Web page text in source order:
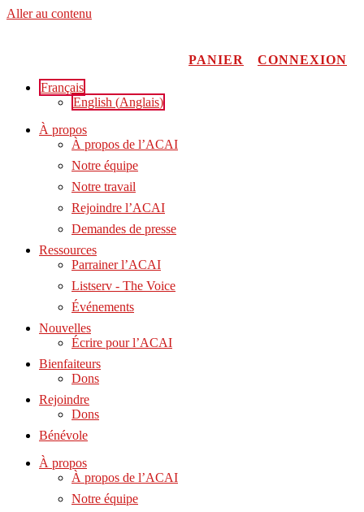
Aller au contenu
PANIER
CONNEXION
Français
English (Anglais)
À propos
À propos de l’ACAI
Notre équipe
Notre travail
Rejoindre l’ACAI
Demandes de presse
Ressources
Parrainer l’ACAI
Listserv - The Voice
Événements
Nouvelles
Écrire pour l’ACAI
Bienfaiteurs
Dons
Rejoindre
Dons
Bénévole
À propos
À propos de l’ACAI
Notre équipe